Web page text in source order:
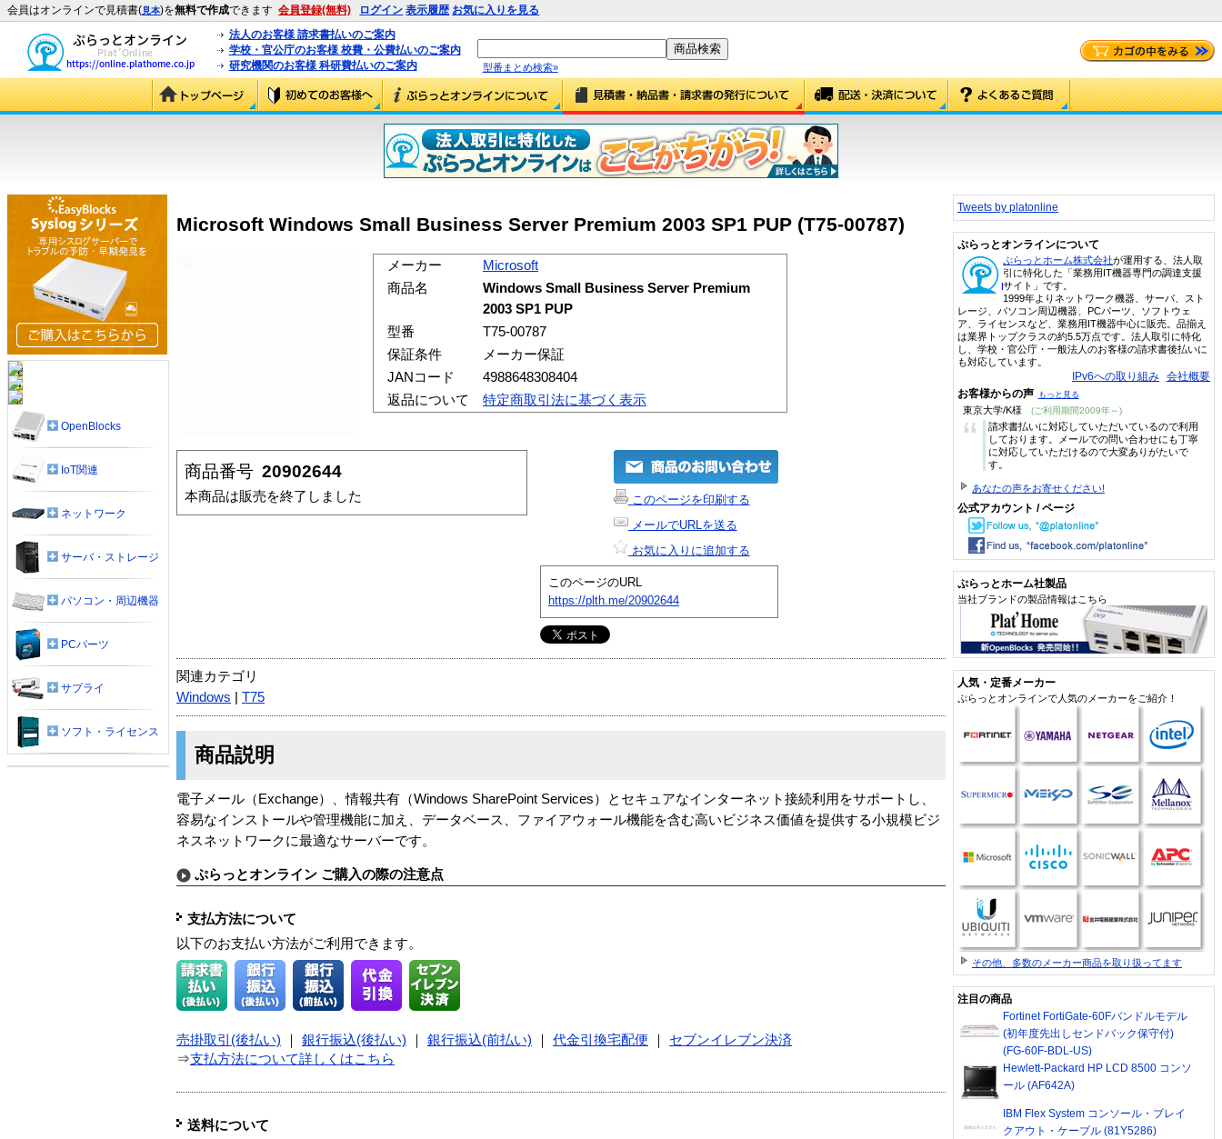
会員はオンラインで見積書(見本)を無料で作成できます 会員登録(無料) ログイン 表示履歴 お気に入りを見る
法人のお客様 請求書払いのご案内
学校・官公庁のお客様 校費・公費払いのご案内
研究機関のお客様 科研費払いのご案内
型番まとめ検索»
Microsoft Windows Small Business Server Premium 2003 SP1 PUP (T75-00787)
メーカー
Microsoft
商品名
Windows Small Business Server Premium
2003 SP1 PUP
型番
T75-00787
保証条件
メーカー保証
JANコード
4988648308404
返品について
特定商取引法に基づく表示
商品番号 20902644
本商品は販売を終了しました
このページを印刷する
メールでURLを送る
お気に入りに追加する
このページのURL
https://plth.me/20902644
関連カテゴリ
Windows
T75
商品説明
電子メール（Exchange）、情報共有（Windows SharePoint Services）とセキュアなインターネット接続利用をサポートし、
容易なインストールや管理機能に加え、データベース、ファイアウォール機能を含む高いビジネス価値を提供する小規模ビジ
ネスネットワークに最適なサーバーです。
ぷらっとオンライン ご購入の際の注意点
支払方法について
以下のお支払い方法がご利用できます。
売掛取引(後払い) 銀行振込(後払い) 銀行振込(前払い) 代金引換宅配便
セブンイレブン決済
⇒支払方法について詳しくはこちら
送料について
OpenBlocks
IoT関連
ネットワーク
サーバ・ストレージ
パソコン・周辺機器
PCパーツ
サプライ
ソフト・ライセンス
Tweets by platonline
ぷらっとオンラインについて
ぷらっとホーム株式会社が運用する、法人取
引に特化した「業務用IT機器専門の調達支援
サイト」です。
1999年よりネットワーク機器、サーバ、スト
レージ、パソコン周辺機器、PCパーツ、ソフトウェ
ア、ライセンスなど、業務用IT機器中心に販売。品揃え
は業界トップクラスの約5.5万点です。法人取引に特化
し、学校・官公庁・一般法人のお客様の請求書後払いに
も対応しています。
IPv6への取り組み 会社概要
お客様からの声 もっと見る
東京大学/K様 (ご利用期間2009年～)
“
請求書払いに対応していただいているので利用
しております。メールでの問い合わせにも丁寧
に対応していただけるので大変ありがたいで
す。
あなたの声をお寄せください!
公式アカウント / ページ
ぷらっとホーム社製品
当社ブランドの製品情報はこちら
人気・定番メーカー
ぷらっとオンラインで人気のメーカーをご紹介！
その他、多数のメーカー商品を取り扱ってます
注目の商品
Fortinet FortiGate-60Fバンドルモデル
(初年度先出しセンドバック保守付)
(FG-60F-BDL-US)
Hewlett-Packard HP LCD 8500 コンソ
ール (AF642A)
IBM Flex System コンソール・ブレイ
クアウト・ケーブル (81Y5286)